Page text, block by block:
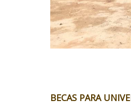
BECAS PARA